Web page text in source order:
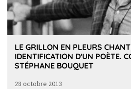
LE GRILLON EN PLEURS
IDENTIFICATION D'UN POÈTE.
STÉPHANE BOUQUET
28 octobre 2013